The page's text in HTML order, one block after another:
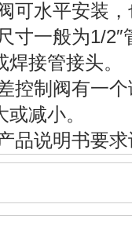
水平安装，
一般为1/2″
接管接头。
制阀有一个
减小。
说明书要求